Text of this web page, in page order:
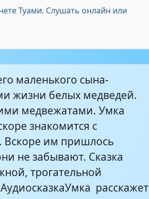
Туами. Слушать онлайн или
маленького сына-
жизни белых медведей.
медвежатами. Умка
знакомится с
Вскоре им пришлось
не забывают. Сказка
трогательной
расскажет